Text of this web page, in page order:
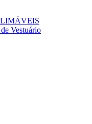
Vestuário